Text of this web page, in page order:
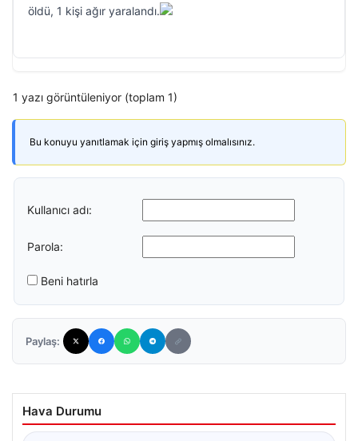
öldü, 1 kişi ağır yaralandı.
1 yazı görüntüleniyor (toplam 1)
Bu konuyu yanıtlamak için giriş yapmış olmalısınız.
Kullanıcı adı:
Parola:
Beni hatırla
Paylaş:
Hava Durumu